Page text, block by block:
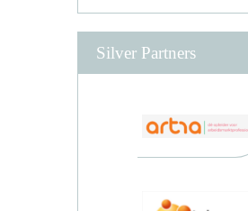
Silver Partners